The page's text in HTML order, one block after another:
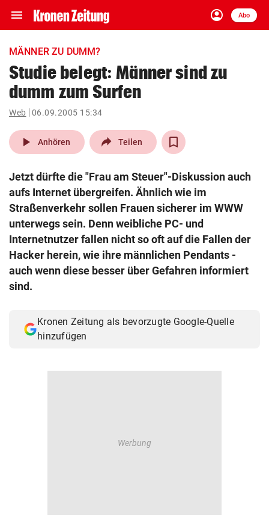
menu Navigation
ein-/ausklappen
account_circle
Anmelden
Abo
close Schließen
account_circle Anmelden
pin_drop
Wien arrow_right
search
Suchbegriff
eingeben
© Krone Multimedia GmbH & Co KG 2026
MÄNNER ZU DUMM?
Studie belegt: Männer sind zu
dumm zum Surfen
Web 06.09.2005 15:34
play_arrow Anhören Teilen
Jetzt dürfte die "Frau am Steuer"-Diskussion auch
aufs Internet übergreifen. Ähnlich wie im
Straßenverkehr sollen Frauen sicherer im WWW
unterwegs sein. Denn weibliche PC- und
Internetnutzer fallen nicht so oft auf die Fallen der
Hacker herein, wie ihre männlichen Pendants -
auch wenn diese besser über Gefahren informiert
sind.
Kronen Zeitung als bevorzugte Google-Quelle
hinzufügen